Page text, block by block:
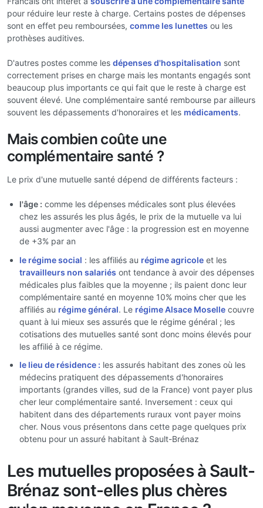
pour réduire leur reste à charge. Certains postes de dépenses
sont en effet peu remboursées, comme les lunettes ou les
prothèses auditives.
D'autres postes comme les dépenses d'hospitalisation sont
correctement prises en charge mais les montants engagés sont
beaucoup plus importants ce qui fait que le reste à charge est
souvent élevé. Une complémentaire santé rembourse par ailleurs
souvent les dépassements d'honoraires et les médicaments.
Mais combien coûte une
complémentaire santé ?
Le prix d'une mutuelle santé dépend de différents facteurs :
l'âge : comme les dépenses médicales sont plus élevées
chez les assurés les plus âgés, le prix de la mutuelle va lui
aussi augmenter avec l'âge : la progression est en moyenne
de +3% par an
le régime social : les affiliés au régime agricole et les
travailleurs non salariés ont tendance à avoir des dépenses
médicales plus faibles que la moyenne ; ils paient donc leur
complémentaire santé en moyenne 10% moins cher que les
affiliés au régime général. Le régime Alsace Moselle couvre
quant à lui mieux ses assurés que le régime général ; les
cotisations des mutuelles santé sont donc moins élevés pour
les affilié à ce régime.
le lieu de résidence : les assurés habitant des zones où les
médecins pratiquent des dépassements d'honoraires
importants (grandes villes, sud de la France) vont payer plus
cher leur complémentaire santé. Inversement : ceux qui
habitent dans des départements ruraux vont payer moins
cher. Nous vous présentons dans cette page quelques prix
obtenu pour un assuré habitant à Sault-Brénaz
Les mutuelles proposées à Sault-
Brénaz sont-elles plus chères